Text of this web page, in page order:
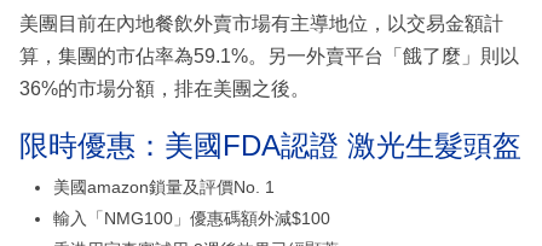
美團目前在內地餐飲外賣市場有主導地位，以交易金額計
算，集團的市佔率為59.1%。另一外賣平台「餓了麼」則以
36%的市場分額，排在美團之後。
限時優惠：美國FDA認證 激光生髮頭盔
美國amazon鎖量及評價No. 1
輸入「NMG100」優惠碼額外減$100